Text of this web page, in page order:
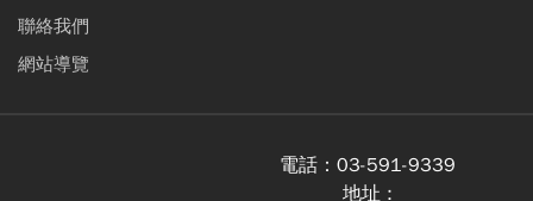
聯絡我們
網站導覽
電話： 03-591-9339
地址 :